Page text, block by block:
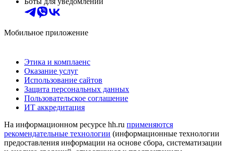
Мобильное приложение
Этика и комплаенс
Оказание услуг
Использование сайтов
Защита персональных данных
Пользовательское соглашение
ИТ аккредитация
На информационном ресурсе hh.ru применяются
рекомендательные технологии (информационные технологии
предоставления информации на основе сбора, систематизации